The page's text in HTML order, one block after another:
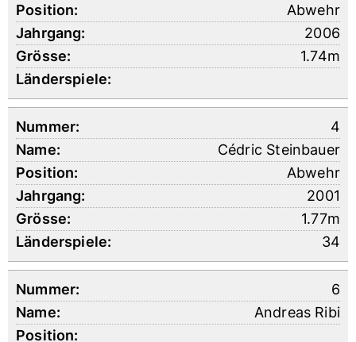
Abwehr
2006
1.74m
4
Cédric Steinbauer
Abwehr
2001
1.77m
34
6
Andreas Ribi